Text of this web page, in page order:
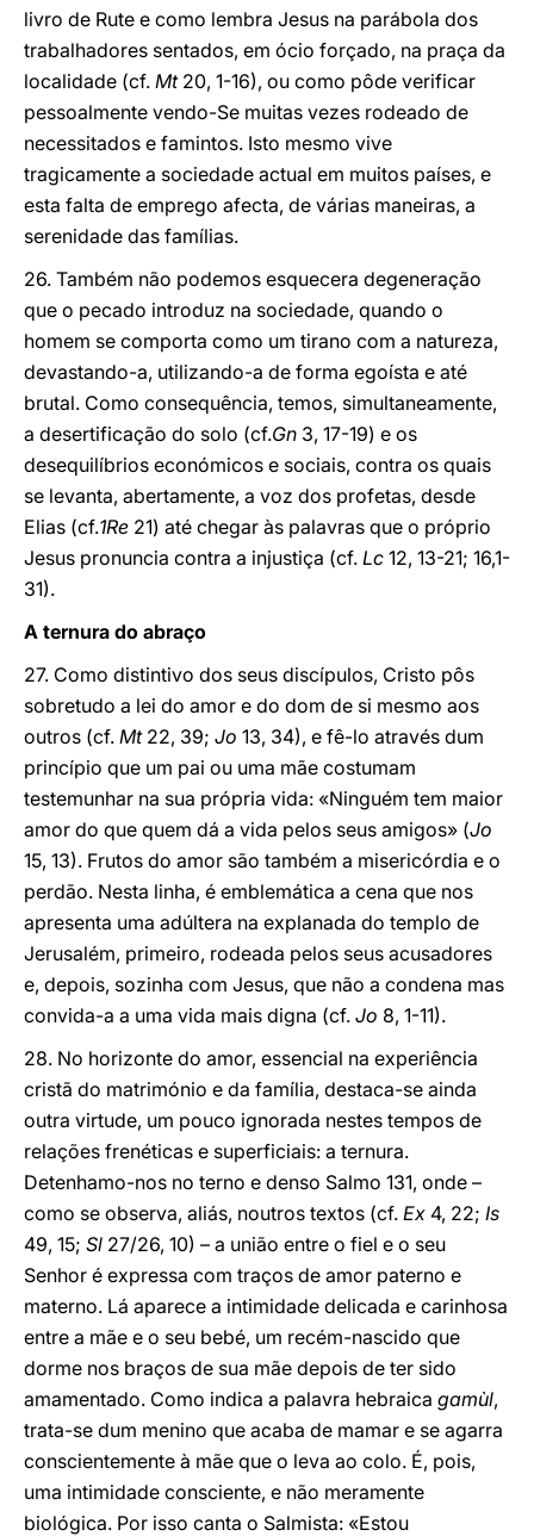
livro de Rute e como lembra Jesus na parábola dos
trabalhadores sentados, em ócio forçado, na praça da
localidade (cf. Mt 20, 1-16), ou como pôde verificar
pessoalmente vendo-Se muitas vezes rodeado de
necessitados e famintos. Isto mesmo vive
tragicamente a sociedade actual em muitos países, e
esta falta de emprego afecta, de várias maneiras, a
serenidade das famílias.
26. Também não podemos esquecera degeneração
que o pecado introduz na sociedade, quando o
homem se comporta como um tirano com a natureza,
devastando-a, utilizando-a de forma egoísta e até
brutal. Como consequência, temos, simultaneamente,
a desertificação do solo (cf.Gn 3, 17-19) e os
desequilíbrios económicos e sociais, contra os quais
se levanta, abertamente, a voz dos profetas, desde
Elias (cf.1Re 21) até chegar às palavras que o próprio
Jesus pronuncia contra a injustiça (cf. Lc 12, 13-21; 16,1-
31).
A ternura do abraço
27. Como distintivo dos seus discípulos, Cristo pôs
sobretudo a lei do amor e do dom de si mesmo aos
outros (cf. Mt 22, 39; Jo 13, 34), e fê-lo através dum
princípio que um pai ou uma mãe costumam
testemunhar na sua própria vida: «Ninguém tem maior
amor do que quem dá a vida pelos seus amigos» (Jo
15, 13). Frutos do amor são também a misericórdia e o
perdão. Nesta linha, é emblemática a cena que nos
apresenta uma adúltera na explanada do templo de
Jerusalém, primeiro, rodeada pelos seus acusadores
e, depois, sozinha com Jesus, que não a condena mas
convida-a a uma vida mais digna (cf. Jo 8, 1-11).
28. No horizonte do amor, essencial na experiência
cristã do matrimónio e da família, destaca-se ainda
outra virtude, um pouco ignorada nestes tempos de
relações frenéticas e superficiais: a ternura.
Detenhamo-nos no terno e denso Salmo 131, onde –
como se observa, aliás, noutros textos (cf. Ex 4, 22; Is
49, 15; Sl 27/26, 10) – a união entre o fiel e o seu
Senhor é expressa com traços de amor paterno e
materno. Lá aparece a intimidade delicada e carinhosa
entre a mãe e o seu bebé, um recém-nascido que
dorme nos braços de sua mãe depois de ter sido
amamentado. Como indica a palavra hebraica gamùl,
trata-se dum menino que acaba de mamar e se agarra
conscientemente à mãe que o leva ao colo. É, pois,
uma intimidade consciente, e não meramente
biológica. Por isso canta o Salmista: «Estou